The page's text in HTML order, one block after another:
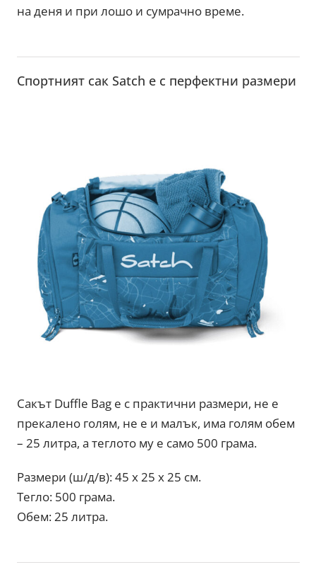
на деня и при лошо и сумрачно време.
Спортният сак Satch е с перфектни размери
Сакът Duffle Bag е с практични размери, не е
прекалено голям, не е и малък, има голям обем
– 25 литра, а теглото му е само 500 грама.
Размери (ш/д/в): 45 x 25 x 25 см.
Тегло: 500 грама.
Обем: 25 литра.